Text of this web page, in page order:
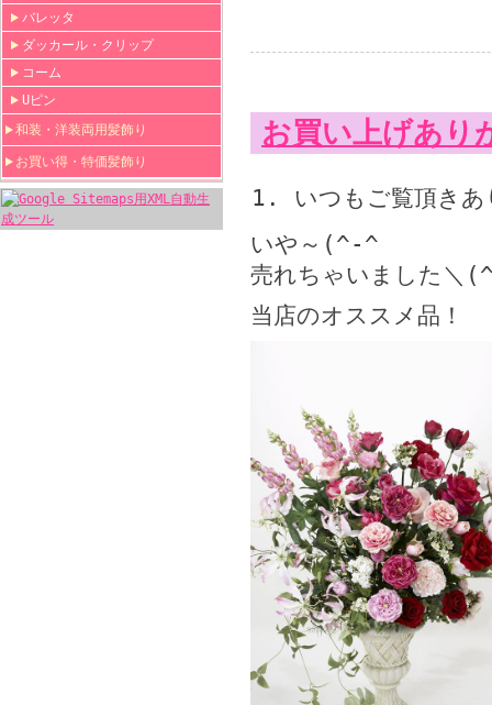
バレッタ
ダッカール・クリップ
コーム
Uピン
和装・洋装両用髪飾り
お買い得・特価髪飾り
お買い上げあ
いつもご覧頂き
いや～(^-^ゞ
売れちゃいました＼
当店のオススメ品！